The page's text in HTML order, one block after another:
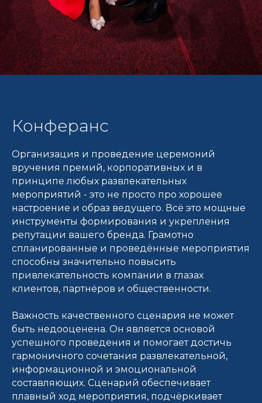
Конферанс
Организация и проведение церемоний
вручения премий, корпоративных и в
принципе любых развлекательных
мероприятий - это не просто про хорошее
настроение и образ ведущего. Всё это мощные
инструменты формирования и укрепления
репутации вашего бренда. Грамотно
спланированные и проведённые мероприятия
способны значительно повысить
привлекательность компании в глазах
клиентов, партнёров и общественности.
Важность качественного сценария не может
быть недооценена. Он является основой
успешного проведения и помогает достичь
гармоничного сочетания развлекательной,
информационной и эмоциональной
составляющих. Сценарий обеспечивает
плавный ход мероприятия, подчёркивает